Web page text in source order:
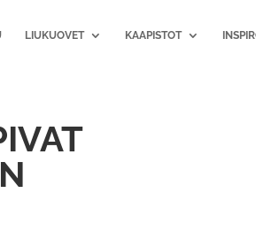
LIUKUOVET KAAPISTOT